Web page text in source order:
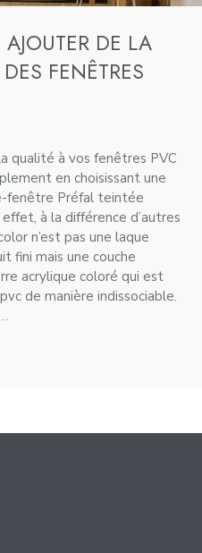
DE LA
FENÊTRES
qualité à vos fenêtres PVC
en choisissant une
fenêtre Préfal teintée
effet, à la différence d’autres
n’est pas une laque
fini mais une couche
acrylique coloré qui est
de manière indissociable.